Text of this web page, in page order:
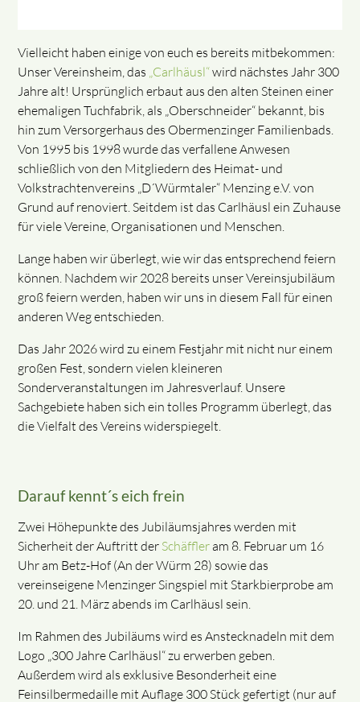
Vielleicht haben einige von euch es bereits mitbekommen:
Unser Vereinsheim, das „Carlhäusl“wird nächstes Jahr 300
Jahre alt! Ursprünglich erbaut aus den alten Steinen einer
ehemaligen Tuchfabrik, als „Oberschneider“ bekannt, bis
hin zum Versorgerhaus des Obermenzinger Familienbads.
Von 1995 bis 1998 wurde das verfallene Anwesen
schließlich von den Mitgliedern des Heimat- und
Volkstrachtenvereins „D´Würmtaler“ Menzing e.V. von
Grund auf renoviert. Seitdem ist das Carlhäusl ein Zuhause
für viele Vereine, Organisationen und Menschen.
Lange haben wir überlegt, wie wir das entsprechend feiern
können. Nachdem wir 2028 bereits unser Vereinsjubiläum
groß feiern werden, haben wir uns in diesem Fall für einen
anderen Weg entschieden.
Das Jahr 2026 wird zu einem Festjahr mit nicht nur einem
großen Fest, sondern vielen kleineren
Sonderveranstaltungen im Jahresverlauf. Unsere
Sachgebiete haben sich ein tolles Programm überlegt, das
die Vielfalt des Vereins widerspiegelt.
Darauf kennt´s eich frein
Zwei Höhepunkte des Jubiläumsjahres werden mit
Sicherheit der Auftritt der Schäffleram 8. Februar um 16
Uhr am Betz-Hof (An der Würm 28) sowie das
vereinseigene Menzinger Singspiel mit Starkbierprobe am
20. und 21. März abends im Carlhäusl sein.
Im Rahmen des Jubiläums wird es Anstecknadeln mit dem
Logo „300 Jahre Carlhäusl“ zu erwerben geben.
Außerdem wird als exklusive Besonderheit eine
Feinsilbermedaille mit Auflage 300 Stück gefertigt (nur auf